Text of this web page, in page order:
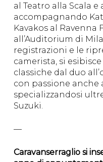
al Teatro alla Scala e
accompagnando
Kavakos al Ravenna
all’Auditorium di
registrazioni e le
camerista, si
classiche dal duo
con passione anche
specializzandosi
Suzuki.
—
Caravanserraglio si